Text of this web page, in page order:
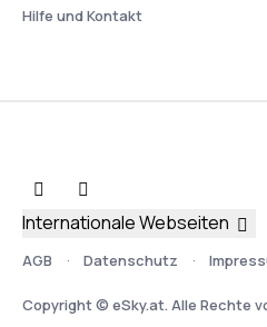
Hilfe und Kontakt
AGB Datenschutz
Copyright © eSky.at. Alle Rechte
Internationale Webseiten